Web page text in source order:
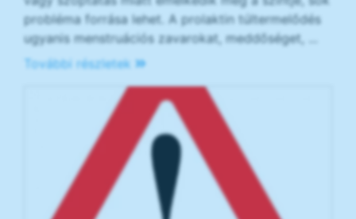
probléma forrása lehet. A prolaktin túltermelődés
ugyanis menstruációs zavarokat, meddőséget, ...
További részletek